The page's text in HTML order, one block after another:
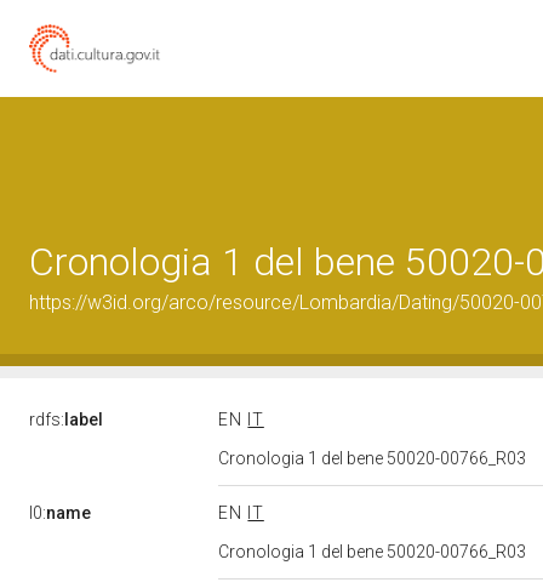
Cronologia 1 del bene 50020-
https://w3id.org/arco/resource/Lombardia/Dating/50020-
rdfs: label EN
IT
Cronologia 1 del bene 50020-00766_R03
l0:name EN
IT
Cronologia 1 del bene 50020-00766_R03